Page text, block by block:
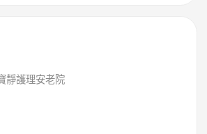
靜護理安老院